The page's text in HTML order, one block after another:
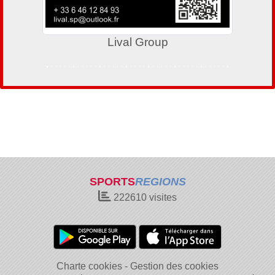
Lival Group
SPORTSREGIONS
222610 visites
Charte cookies
Gestion des cookies